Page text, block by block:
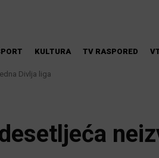
KULTURA TV RASPORED
Divlja liga
magije